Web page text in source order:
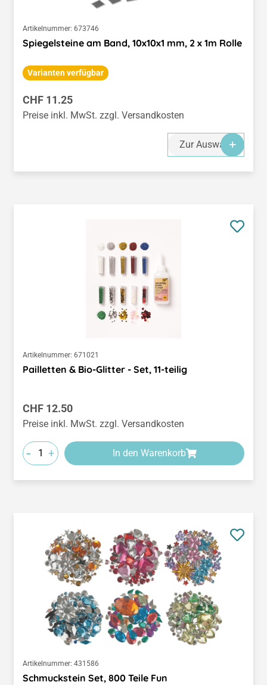
Artikelnummer: 673746
Spiegelsteine am Band, 10x10x1 mm, 2 x 1m Rolle
Varianten verfügbar
Regulärer Preis:
CHF 11.25
Preise inkl. MwSt. zzgl. Versandkosten
Zur Auswahl
Artikelnummer: 671021
Pailletten & Bio-Glitter - Set, 11-teilig
Regulärer Preis:
CHF 12.50
Preise inkl. MwSt. zzgl. Versandkosten
- + In den Warenkorb
Artikelnummer: 431586
Schmuckstein Set, 800 Teile Fun